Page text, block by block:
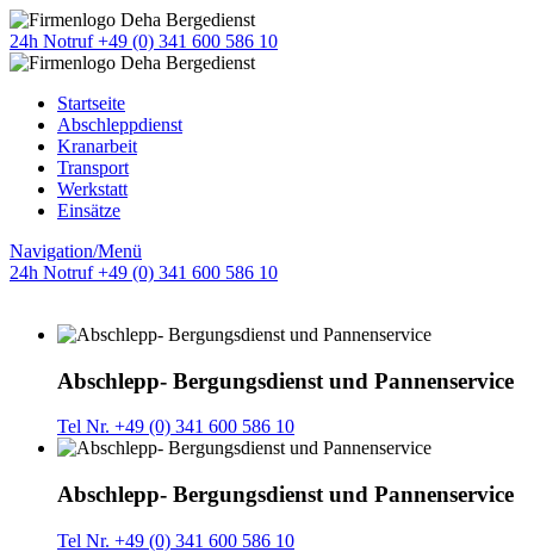
24h Notruf +49 (0) 341 600 586 10
Startseite
Abschleppdienst
Kranarbeit
Transport
Werkstatt
Einsätze
Navigation/Menü
24h Notruf +49 (0) 341 600 586 10
Abschlepp- Bergungsdienst und Pannenservice
Tel Nr. +49 (0) 341 600 586 10
Abschlepp- Bergungsdienst und Pannenservice
Tel Nr. +49 (0) 341 600 586 10